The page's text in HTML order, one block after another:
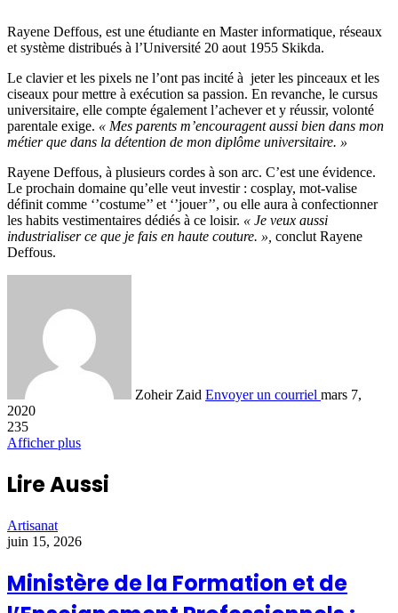
Rayene Deffous, est une étudiante en Master informatique, réseaux
et système distribués à l’Université 20 aout 1955 Skikda.
Le clavier et les pixels ne l’ont pas incité à jeter les pinceaux et les
ciseaux pour mettre à exécution sa passion. En revanche, le cursus
universitaire, elle compte également l’achever et y réussir, volonté
parentale exige. « Mes parents m’encouragent aussi bien dans mon
métier que dans la détention de mon diplôme universitaire. »
Rayene Deffous, à plusieurs cordes à son arc. C’est une évidence.
Le prochain domaine qu’elle veut investir : cosplay, mot-valise
définit comme ‘’costume’’ et ‘’jouer’’, ou elle aura à confectionner
les habits vestimentaires dédiés à ce loisir. « Je veux aussi
industrialiser ce que je fais en haute couture. », conclut Rayene
Deffous.
Zoheir Zaid Envoyer un courriel mars 7,
2020
235
Afficher plus
Lire Aussi
Artisanat
juin 15, 2026
Ministère de la Formation et de